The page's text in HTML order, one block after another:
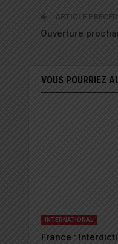
ARTICLE
Ouverture
VOUS POURRIEZ
INTERNATIONAL
France :